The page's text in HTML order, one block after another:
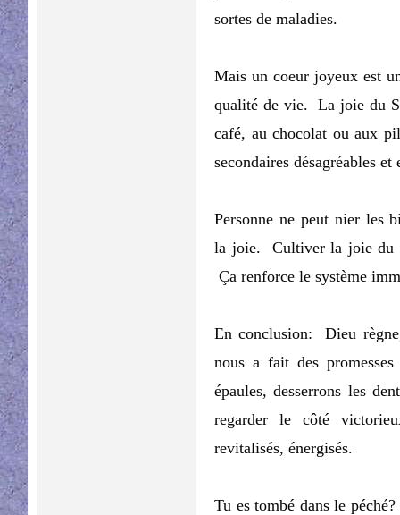
sortes de maladies.
Mais un coeur joyeux est
qualité de vie. La joie du
café, au chocolat ou aux
secondaires désagréables
Personne ne peut nier les
la joie. Cultiver la joie du
Ça renforce le système
En conclusion: Dieu
nous a fait des
épaules, desserrons les
regarder le côté
revitalisés, énergisés.
Tu es tombé dans le